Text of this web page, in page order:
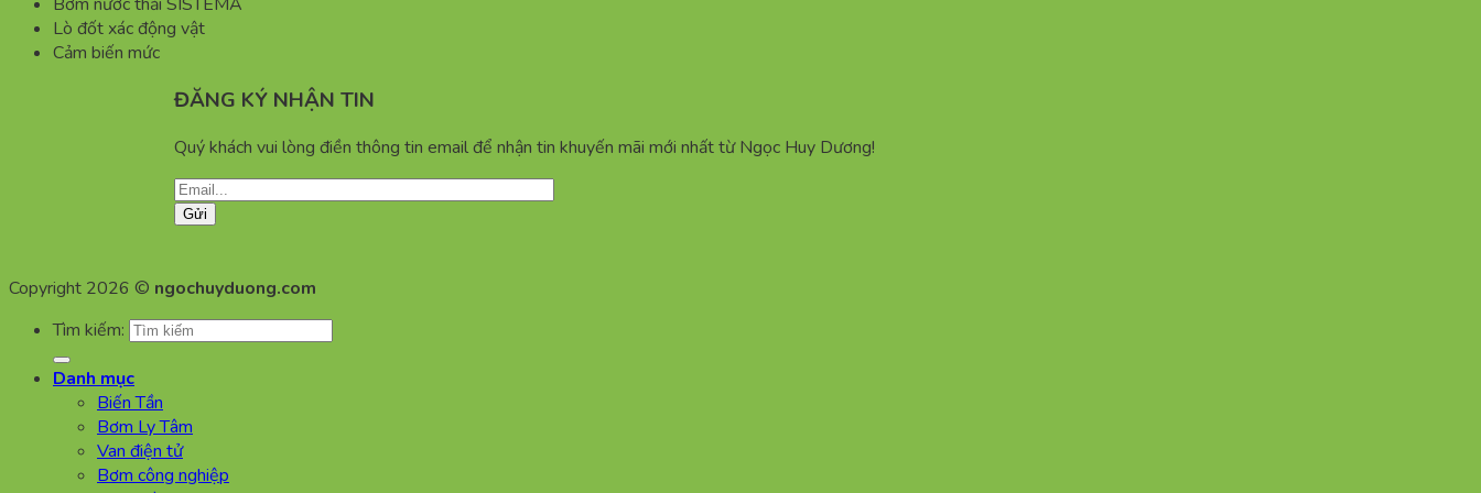
Lò đốt xác động vật
Cảm biến mức
ĐĂNG KÝ NHẬN TIN
Quý khách vui lòng điền thông tin email để nhận tin khuyến mãi mới nhất từ Ngọc Huy Dương!
Copyright 2026 © ngochuyduong.com
Tìm kiếm:
Danh mục
Biến Tần
Bơm Ly Tâm
Van điện tử
Bơm công nghiệp